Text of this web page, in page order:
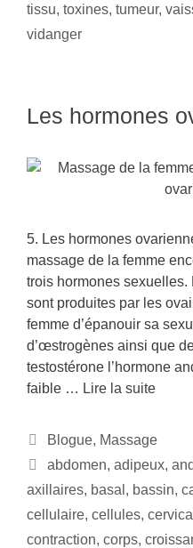
tissu, toxines, tumeur,
vidanger
Les hormones
5. Les hormones
massage de la femme
trois hormones
sont produites par les
femme d’épanouir sa
d’œstrogènes ainsi que
testostérone l’hormone
faible … Lire la suite
Blogue, Massage
abdomen, adipeux,
axillaires, basal , bassin,
cellulaire, cellules,
contraction, corps,